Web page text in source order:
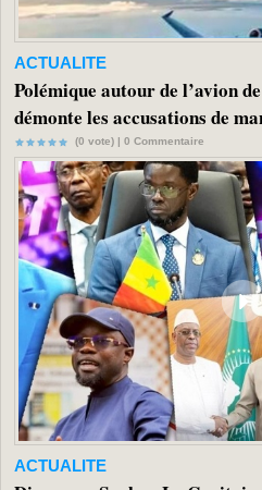
ACTUALITE
Polémique autour de l’avion
démonte les accusations de
(0 vote) | 0 Commentaire
ACTUALITE